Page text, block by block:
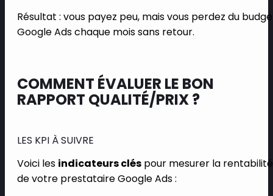
Résultat : vous payez peu, mais vous perdez du
Google Ads chaque mois sans retour.
COMMENT ÉVALUER LE BON
RAPPORT QUALITÉ/PRIX ?
LES KPI À SUIVRE
Voici les indicateurs clés pour mesurer la rentabilité
de votre prestataire Google Ads :